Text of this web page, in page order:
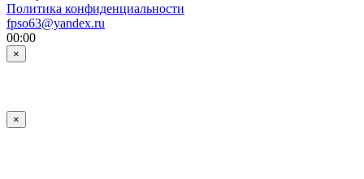
Политика конфиденциальности
fpso63@yandex.ru
00:00
×
×